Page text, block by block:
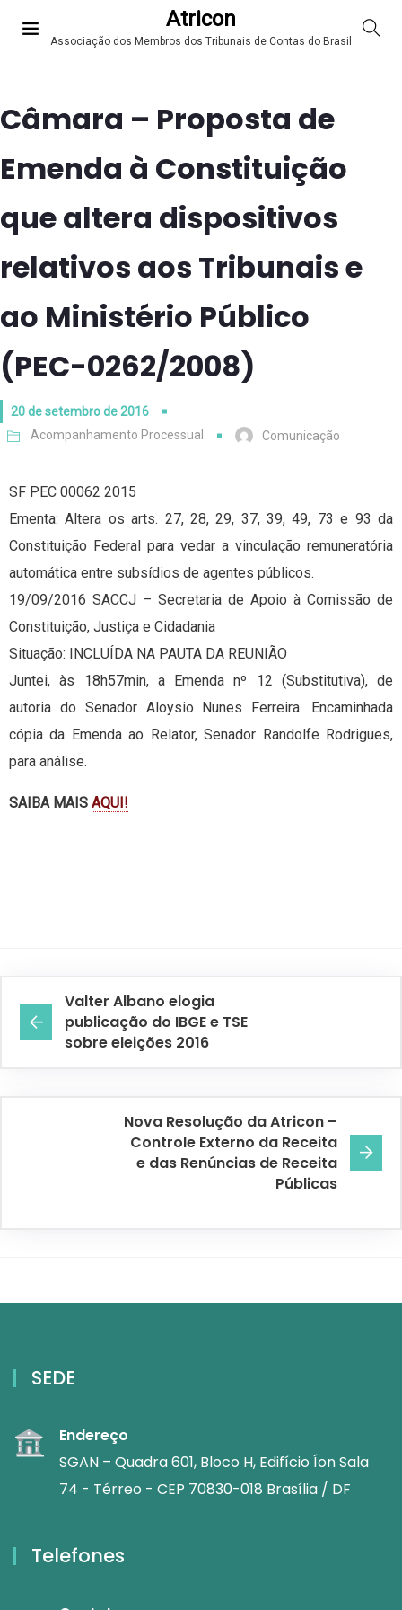
Atricon
Associação dos Membros dos Tribunais de Contas do Brasil
Câmara – Proposta de
Emenda à Constituição
que altera dispositivos
relativos aos Tribunais e
ao Ministério Público
(PEC-0262/2008)
20 de setembro de 2016
Acompanhamento Processual
Comunicação
SF PEC 00062 2015
Ementa: Altera os arts. 27, 28, 29, 37, 39, 49, 73 e 93 da
Constituição Federal para vedar a vinculação remuneratória
automática entre subsídios de agentes públicos.
19/09/2016 SACCJ – Secretaria de Apoio à Comissão de
Constituição, Justiça e Cidadania
Situação: INCLUÍDA NA PAUTA DA REUNIÃO
Juntei, às 18h57min, a Emenda nº 12 (Substitutiva), de
autoria do Senador Aloysio Nunes Ferreira. Encaminhada
cópia da Emenda ao Relator, Senador Randolfe Rodrigues,
para análise.
SAIBA MAIS AQUI!
Valter Albano elogia
publicação do IBGE e TSE
sobre eleições 2016
Nova Resolução da Atricon –
Controle Externo da Receita
e das Renúncias de Receita
Públicas
SEDE
Endereço
SGAN – Quadra 601, Bloco H, Edifício Íon Sala
74 - Térreo - CEP 70830-018 Brasília / DF
Telefones